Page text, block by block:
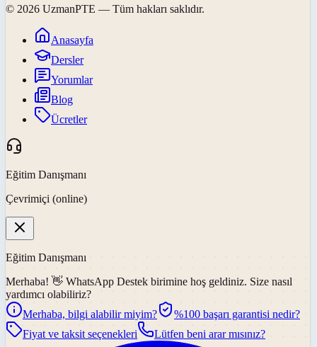
© 2026 UzmanPTE — Tüm hakları saklıdır.
Anasayfa
Dersler
Yorumlar
Blog
Ücretler
Eğitim Danışmanı
Çevrimiçi (online)
Eğitim Danışmanı
Merhaba! 👋 WhatsApp Destek birimine hoş geldiniz. Size nasıl
yardımcı olabiliriz?
Merhaba, bilgi alabilir miyim?
%100 başarı garantisi nedir?
Fiyat ve taksit seçenekleri
Lütfen beni arar mısınız?